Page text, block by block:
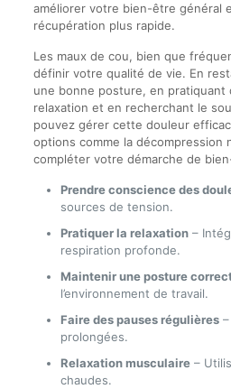
améliorer votre bien-être général
récupération plus rapide.
Les maux de cou, bien que
définir votre qualité de vie. En
une bonne posture, en pratiquant
relaxation et en recherchant le
pouvez gérer cette douleur
options comme la décompression
compléter votre démarche de
Prendre conscience des
sources de tension.
Pratiquer la relaxation–
respiration profonde.
Maintenir une posture
l’environnement de travail.
Faire des pauses régulières–
prolongées.
Relaxation musculaire–
chaudes.